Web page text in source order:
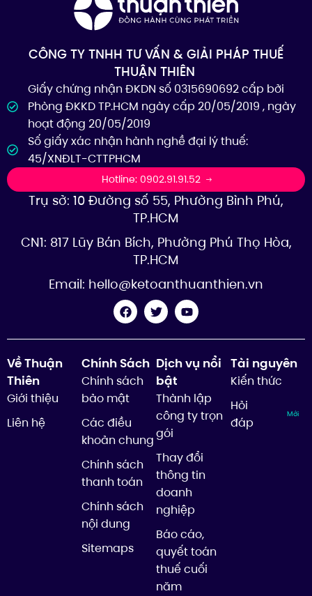
CÔNG TY TNHH TƯ VẤN & GIẢI PHÁP THUẾ
THUẬN THIÊN
Giấy chứng nhận ĐKDN số 0315690692 cấp bởi
Phòng ĐKKD TP.HCM ngày cấp 20/05/2019 , ngày
hoạt động 20/05/2019
Số giấy xác nhận hành nghề đại lý thuế:
45/XNĐLT-CTTPHCM
Hotline: 0902.91.91.52
Trụ sở: 10 Đường số 55, Phường Bình Phú,
TP.HCM
CN1: 817 Lũy Bán Bích, Phường Phú Thọ Hòa,
TP.HCM
Email: hello@ketoanthuanthien.vn
Về Thuận
Thiên
Giới thiệu
Liên hệ
Chính Sách
Chính sách
bảo mật
Các điều
khoản chung
Chính sách
thanh toán
Chính sách
nội dung
Sitemaps
Dịch vụ nổi
bật
Thành lập
công ty trọn
gói
Thay đổi
thông tin
doanh
nghiệp
Báo cáo,
quyết toán
thuế cuối
năm
Tài nguyên
Kiến thức
Hỏi
đáp
Mới